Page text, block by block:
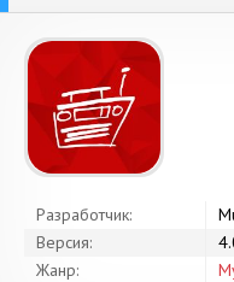
Разработчик:
Версия:
Жанр: